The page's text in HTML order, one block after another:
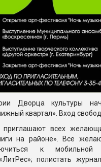
Дворца культуры
квартал». Вход
приглашают всех
на районе». Все
к мобильной
полистать